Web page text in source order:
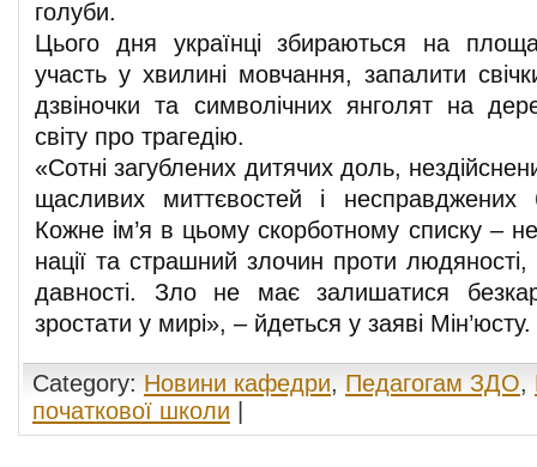
голуби.
Цього дня українці збираються на
участь у хвилині мовчання, запалити
дзвіночки та символічних янголят на
світу про трагедію.
«Сотні загублених дитячих доль,
щасливих миттєвостей і несправджених
Кожне ім’я в цьому скорботному списку –
нації та страшний злочин проти
давності. Зло не має залишатися
зростати у мирі», – йдеться у заяві Мін’юсту.
Category: Новини кафедри, Педагогам ЗДО,
початкової школи